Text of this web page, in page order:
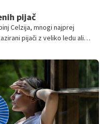
pijač
Celzija, mnogi najprej
pijači z veliko ledu ali
pijače niso vedno
če smo pregreti,